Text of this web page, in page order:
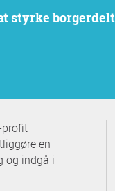
styrke
profit
en
og indgå i